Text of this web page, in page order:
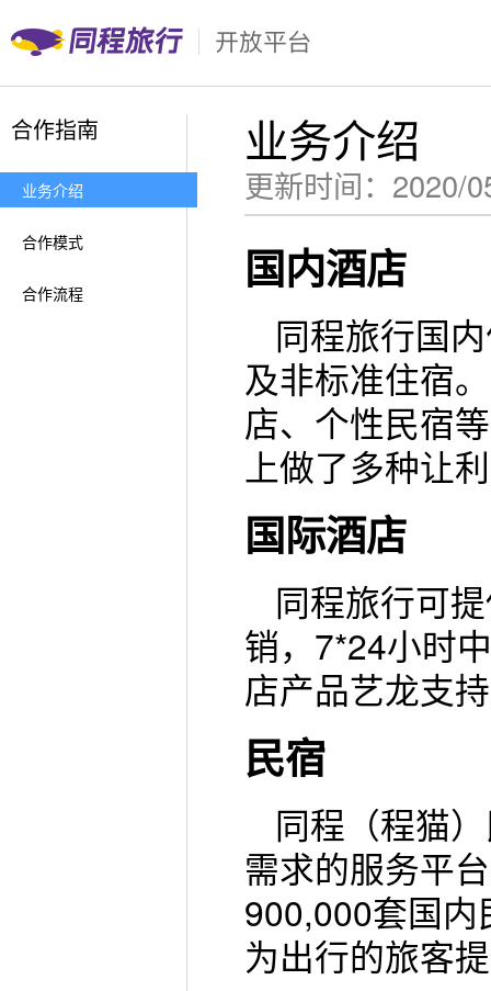
合作指南
业务介绍
合作模式
合作流程
业务介绍
更新时间：2020/
国内酒店
同程旅行国
及非标准住宿
店、个性民宿
上做了多种让
国际酒店
同程旅行可
销，7*24小时
店产品艺龙支
民宿
同程（程猫
需求的服务平
900,000套国
为出行的旅客